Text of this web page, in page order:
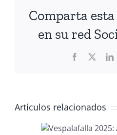
Comparta
en su red
Facebook
Artículos relacionados